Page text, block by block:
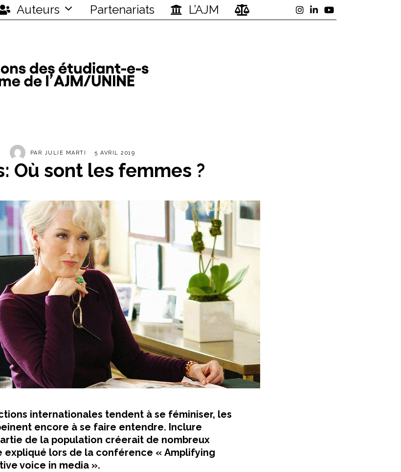
Auteurs Partenariats L’AJM
PAR JULIE MARTI 5 AVRIL 2019
Où sont les femmes ?
internationales tendent à se féminiser, les
encore à se faire entendre. Inclure
de la population créerait de nombreux
expliqué lors de la conférence « Amplifying
voice in media ».